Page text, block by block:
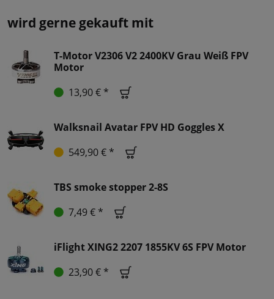
wird gerne gekauft mit
T-Motor V2306 V2 2400KV Grau Weiß FPV
Motor
13,90 € *
Walksnail Avatar FPV HD Goggles X
549,90 € *
TBS smoke stopper 2-8S
7,49 € *
iFlight XING2 2207 1855KV 6S FPV Motor
23,90 € *